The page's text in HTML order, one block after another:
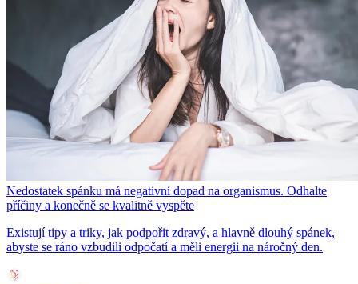
Nedostatek spánku má negativní dopad na organismus. Odhalte
příčiny a konečně se kvalitně vyspěte
Existují tipy a triky, jak podpořit zdravý, a hlavně dlouhý spánek,
abyste se ráno vzbudili odpočatí a měli energii na náročný den.